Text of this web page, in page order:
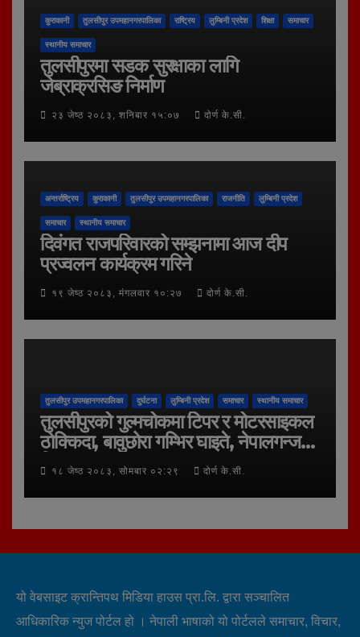
कुराकानी तुलसीपुर उपमहानगरपालिका राष्ट्रिय लुम्बिनी प्रदेश शिक्षा समाचार
स्थानीय समाचार
तुलसीपुरमा सडक सुरक्षाका लागि
जेब्राक्रसिङ निर्माण
२३ जेष्ठ २०८३, शनिबार १५:०७ दोर्ण के.सी.
अन्तर्राष्ट्रिय कुराकानी तुलसीपुर उपमहानगरपालिका राजनीति लुम्बिनी प्रदेश
समाचार स्थानीय समाचार
दिवंगत राजपरिवारको सम्झनामा आज दीप
प्रज्वलन कार्यक्रम गरिने
१९ जेष्ठ २०८३, मंगलवार १०:२७ दोर्ण के.सी.
तुलसीपुर उपमहानगरपालिका दुर्घटना लुम्बिनी प्रदेश समाचार स्थानीय समाचार
तुलसीपुरको गुल्मचोकमा टिपर र मोटरसाइकल
ठोक्किदा, बावुछोरा गम्भिर घाइते, नेपालगन्ज
रिफर
१८ जेष्ठ २०८३, सोमबार ०२:२९ दोर्ण के.सी.
यो वेबसाइट क्रान्तिपथ मिडिया हाउस प्रा.लि. द्वारा सञ्चालित
आधिकारिक न्युज पोर्टल हो । नेपाली भाषाको यो पोर्टलले समाचार, विचार,